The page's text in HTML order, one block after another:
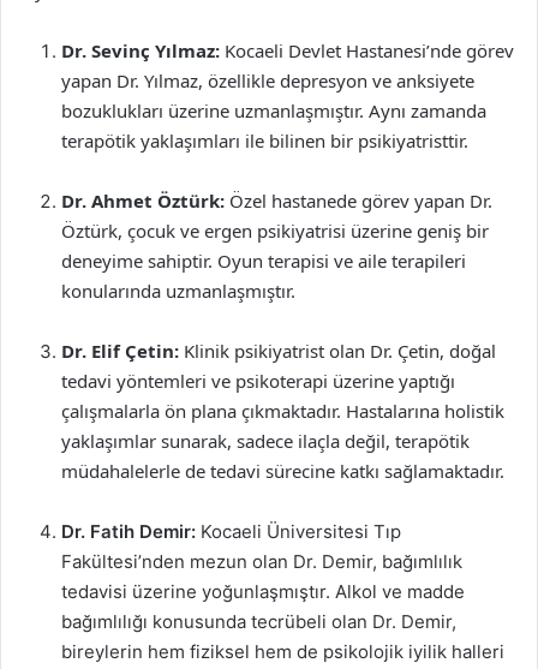
Dr. Sevinç Yılmaz: Kocaeli Devlet Hastanesi’nde görev
yapan Dr. Yılmaz, özellikle depresyon ve anksiyete
bozuklukları üzerine uzmanlaşmıştır. Aynı zamanda
terapötik yaklaşımları ile bilinen bir psikiyatristtir.
Dr. Ahmet Öztürk: Özel hastanede görev yapan Dr.
Öztürk, çocuk ve ergen psikiyatrisi üzerine geniş bir
deneyime sahiptir. Oyun terapisi ve aile terapileri
konularında uzmanlaşmıştır.
Dr. Elif Çetin: Klinik psikiyatrist olan Dr. Çetin, doğal
tedavi yöntemleri ve psikoterapi üzerine yaptığı
çalışmalarla ön plana çıkmaktadır. Hastalarına holistik
yaklaşımlar sunarak, sadece ilaçla değil, terapötik
müdahalelerle de tedavi sürecine katkı sağlamaktadır.
Dr. Fatih Demir: Kocaeli Üniversitesi Tıp
Fakültesi’nden mezun olan Dr. Demir, bağımlılık
tedavisi üzerine yoğunlaşmıştır. Alkol ve madde
bağımlılığı konusunda tecrübeli olan Dr. Demir,
bireylerin hem fiziksel hem de psikolojik iyilik halleri